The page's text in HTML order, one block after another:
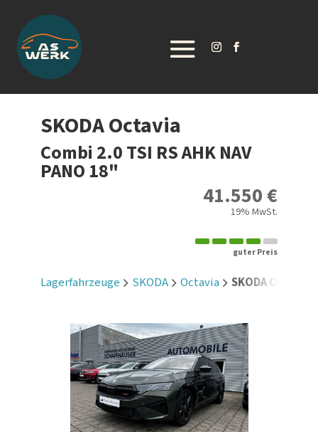
SKODAOctavia
Combi 2.0 TSI RS AHK NAV
PANO 18"
41.550 €
19% MwSt.
guter Preis
Lagerfahrzeuge SKODA Octavia SKODA Octavia